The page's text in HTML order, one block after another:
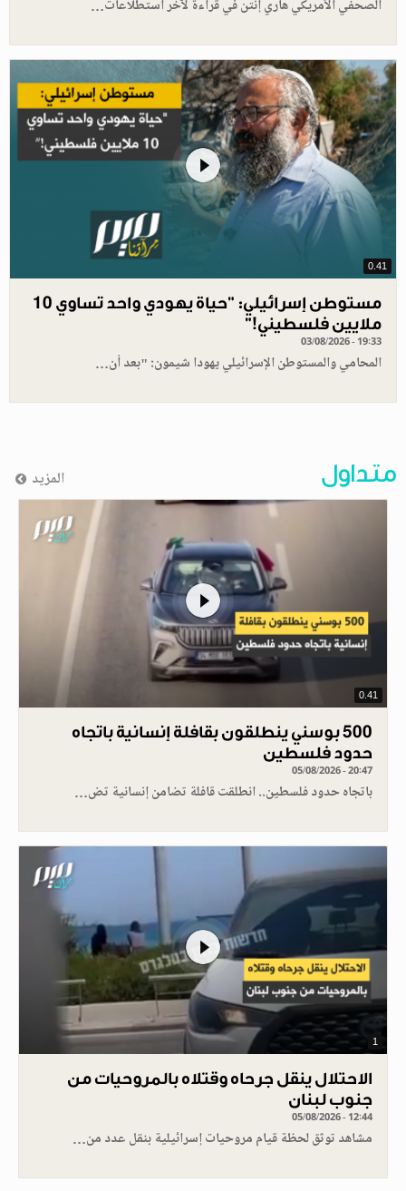
الصحفي الأمريكي هاري إنتن في قراءة لآخر استطلاعات…
0.41
مستوطن إسرائيلي: "حياة يهودي واحد تساوي 10
ملايين فلسطيني!”
03/08/2026 - 19:33
المحامي والمستوطن الإسرائيلي يهودا شيمون: "بعد أن…
متداول المزيد
0.41
500 بوسني ينطلقون بقافلة إنسانية باتجاه
حدود فلسطين
05/08/2026 - 20:47
باتجاه حدود فلسطين.. انطلقت قافلة تضامن إنسانية تض…
1
الاحتلال ينقل جرحاه وقتلاه بالمروحيات من
جنوب لبنان
05/08/2026 - 12:44
مشاهد توثق لحظة قيام مروحيات إسرائيلية بنقل عدد من…